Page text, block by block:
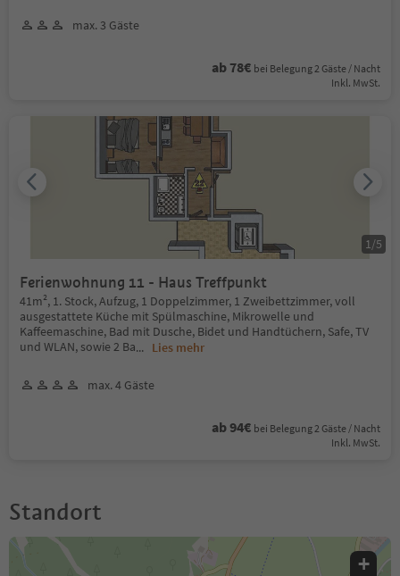
max. 3 Gäste
ab 78€ bei Belegung 2 Gäste / Nacht
Inkl. MwSt.
Ferienwohnung 11 - Haus Treffpunkt
41m², 1. Stock, Aufzug, 1 Doppelzimmer, 1 Zweibettzimmer, voll
ausgestattete Küche mit Spülmaschine, Mikrowelle und
Kaffeemaschine, Bad mit Dusche, Bidet und Handtüchern, Safe, TV
und WLAN, sowie 2 Ba... Lies mehr
max. 4 Gäste
ab 94€ bei Belegung 2 Gäste / Nacht
Inkl. MwSt.
1 /5
Standort
+